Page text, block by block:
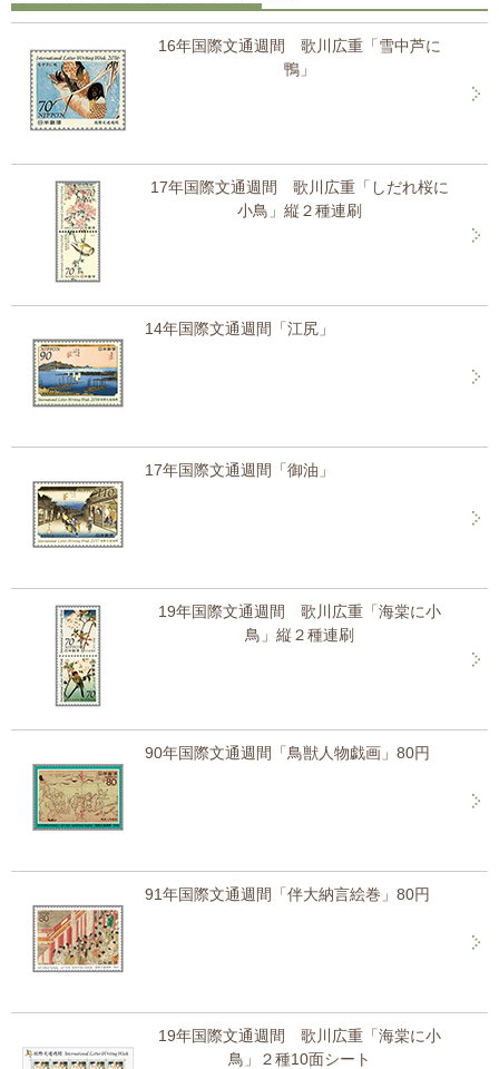
16年国際文通週間 歌川広重「雪中芦に
鴨」
17年国際文通週間 歌川広重「しだれ桜に
小鳥」縦２種連刷
14年国際文通週間「江尻」
17年国際文通週間「御油」
19年国際文通週間 歌川広重「海棠に小
鳥」縦２種連刷
90年国際文通週間「鳥獣人物戯画」80円
91年国際文通週間「伴大納言絵巻」80円
19年国際文通週間 歌川広重「海棠に小
鳥」２種10面シート